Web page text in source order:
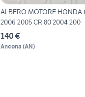
ALBERO MOTORE HONDA
2006 2005 CR 80 2004 200
140 €
Ancona (AN)